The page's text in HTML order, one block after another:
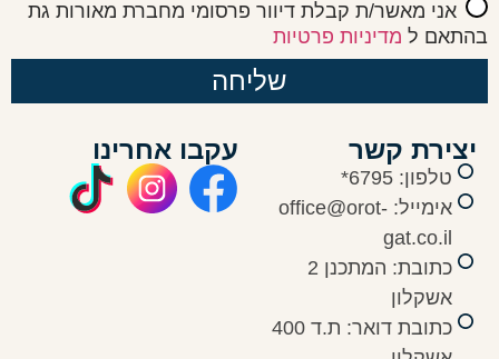
אני מאשר/ת קבלת דיוור פרסומי מחברת מאורות גת
בהתאם ל מדיניות פרטיות
שליחה
יצירת קשר
טלפון:*6795
אימייל: office@orot-
gat.co.il
כתובת: המתכנן 2
אשקלון
כתובת דואר: ת.ד 400
עקבו אחרינו